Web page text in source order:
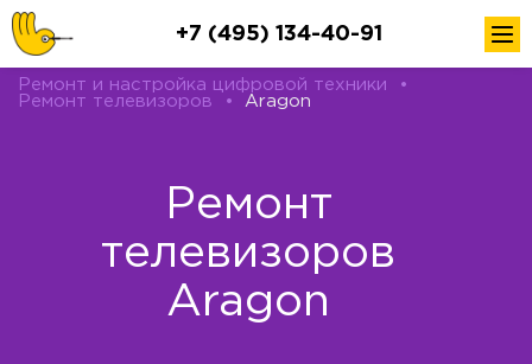
+7 (495) 134-40-91
Ремонт и настройка цифровой техники
•
Ремонт телевизоров
• Aragon
Ремонт
телевизоров
Aragon